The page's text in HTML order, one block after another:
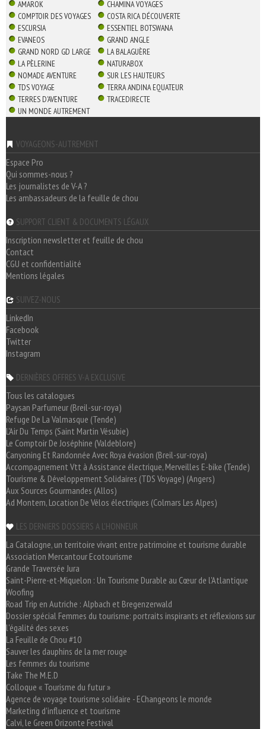
AMAROK
CHAMINA VOYAGES
COMPTOIR DES VOYAGES
COSTA RICA DÉCOUVERTE
ESCURSIA
ESSENTIEL BOTSWANA
EVANEOS
GRAND ANGLE
GRAND NORD GD LARGE
LA BALAGUÈRE
LA PÈLERINE
NATURABOX
NOMADE AVENTURE
SUR LES HAUTEURS
TDS VOYAGE
TERRA ANDINA EQUATEUR
TERRES D'AVENTURE
TRACEDIRECTE
UN MONDE AUTREMENT
VOYAGEONS-AUTREMENT
Espace Pro
Qui sommes-nous ?
Les journalistes de V-A ?
Les ambassadeurs de la feuille de chou
SUPPORT CLIENT & DOCUMENTS LÉGAUX
Inscription newsletter et feuille de chou
Contact
CGU et confidentialité
Mentions légales
SUIVEZ-NOUS
LinkedIn
Facebook
Twitter
Instagram
DERNIÈRES OFFRES V-A EXCLUSIVE
Tous les catalogues
Paysan Parfumeur (Breil-sur-roya)
Refuge De La Valmasque (Tende)
L'Air Du Temps (Saint Martin Vésubie)
Le Comptoir De Joséphine (Valdeblore)
Canyoning Et Randonnée Avec Roya évasion (Breil-sur-roya)
Accompagnement Vtt à Assistance électrique, Merveilles E-bike (Tende)
Tourisme & Développement Solidaires (TDS Voyage) (Angers)
Aux Sources Gourmandes (Allos)
Ad Montem, Location De Vélos électriques (Colmars Les Alpes)
LES DERNIERS DOSSIERS A L'HONNEUR
La Catalogne, un territoire vivant entre patrimoine et tourisme durable
Association Mercantour Ecotourisme
Grande Traversée Jura
Saint-Pierre-et-Miquelon : Un Tourisme Durable au Cœur de l'Atlantique
Woofing
Road Trip en Autriche : Alpbach et Bregenzerwald
Dossier spécial Femmes du tourisme: portraits inspirants et réflexions sur
l'égalité des sexes
La Feuille de Chou #10
Sauver les dauphins de la mer rouge
Les femmes du tourisme
Take The M.E.D
Colloque « Tourisme du futur »
Agence de voyage tourisme solidaire - EChangeons le monde
Marketing d'influence et tourisme
Calvi, le Green Orizonte Festival